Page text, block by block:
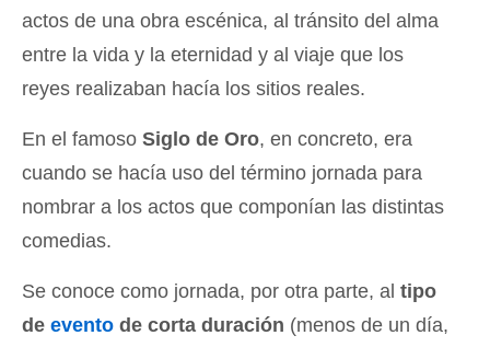
actos de una obra escénica, al tránsito del alma
entre la vida y la eternidad y al viaje que los
reyes realizaban hacía los sitios reales.
En el famoso Siglo de Oro, en concreto, era
cuando se hacía uso del término jornada para
nombrar a los actos que componían las distintas
comedias.
Se conoce como jornada, por otra parte, al tipo
de evento de corta duración (menos de un día,